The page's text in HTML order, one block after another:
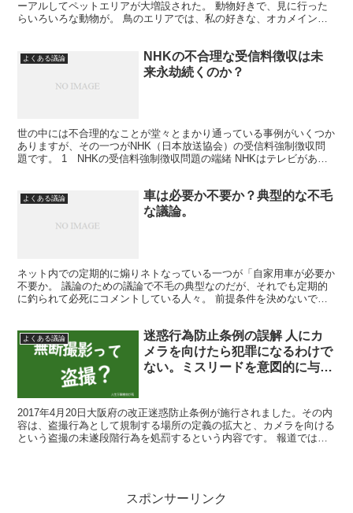
ーアルしてペットエリアが大増設された。 動物好きで、見に行った
らいろいろな動物が。 鳥のエリアでは、私の好きな、オカメインコ
よくある議論
NHKの不合理な受信料徴収は未
来永劫続くのか？
世の中には不合理的なことが堂々とまかり通っている事例がいくつか
ありますが、その一つがNHK（日本放送協会）の受信料強制徴収問
題です。 1 NHKの受信料強制徴収問題の端緒 NHKはテレビがあれ
よくある議論
車は必要か不要か？典型的な不毛
な議論。
ネット内での定期的に煽りネトなっている一つが「自家用車が必要か
不要か。 議論のための議論で不毛の典型なのだが、それでも定期的
に釣られて必死にコメントしている人々。 前提条件を決めないで、
よくある議論
迷惑行為防止条例の誤解 人にカ
メラを向けたら犯罪になるわけで
ない。ミスリードを意図的に与え
2017年4月20日大阪府の改正迷惑防止条例が施行されました。その内
容は、盗撮行為として規制する場所の定義の拡大と、カメラを向ける
という盗撮の未遂段階行為を処罰するという内容です。 報道では、
スポンサーリンク